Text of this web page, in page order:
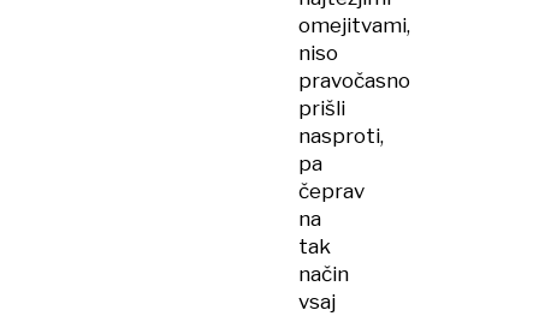
omejitvami,
niso
pravočasno
prišli
nasproti,
pa
čeprav
na
tak
način
vsaj